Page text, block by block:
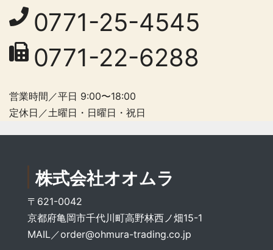
0771-25-4545
0771-22-6288
営業時間／平日 9:00〜18:00
定休日／土曜日・日曜日・祝日
株式会社オオムラ
〒621-0042
京都府亀岡市千代川町高野林西ノ畑15-1
MAIL／order@ohmura-trading.co.jp